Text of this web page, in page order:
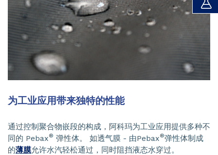
为工业应用带来独特的性能
通过控制聚合物嵌段的构成，阿科玛为工业应用提供多种不
同的 Pebax® 弹性体。 如透气膜 - 由Pebax®弹性体制成
的薄膜允许水汽轻松通过，同时阻挡液态水穿过。